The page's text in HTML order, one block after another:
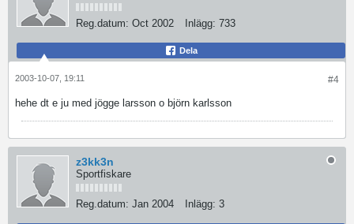
Reg.datum: Oct 2002 Inlägg: 733
Dela
#4
2003-10-07, 19:11
hehe dt e ju med jögge larsson o björn karlsson
z3kk3n
Sportfiskare
Reg.datum: Jan 2004 Inlägg: 3